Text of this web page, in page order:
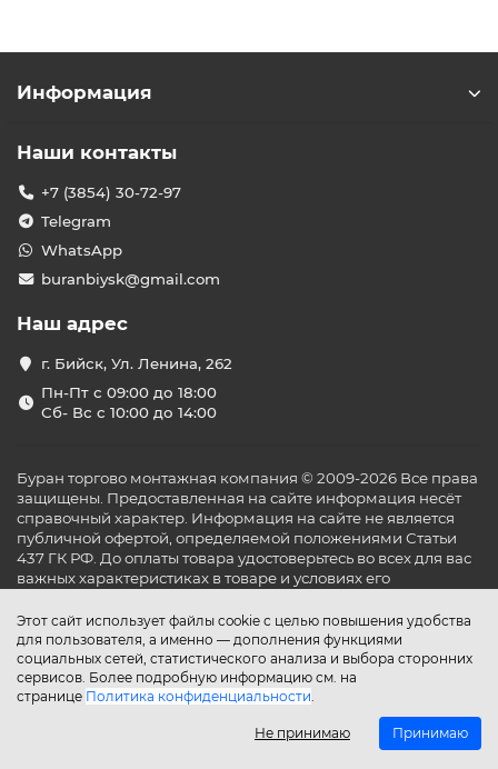
Этот сайт использует файлы cookie с целью повышения удобства
для пользователя, а именно — дополнения функциями
социальных сетей, статистического анализа и выбора сторонних
сервисов. Более подробную информацию см. на
странице Политика конфиденциальности.
Не принимаю Принимаю
Информация
Наши контакты
+7 (3854) 30-72-97
Telegram
WhatsApp
buranbiysk@gmail.com
Наш адрес
г. Бийск, Ул. Ленина, 262
Пн-Пт с 09:00 до 18:00
Сб- Вс с 10:00 до 14:00
Буран торгово монтажная компания © 2009-2026 Все права
защищены. Предоставленная на сайте информация несёт
справочный характер. Информация на сайте не является
публичной офертой, определяемой положениями Статьи
437 ГК РФ. До оплаты товара удостоверьтесь во всех для вас
важных характеристиках в товаре и условиях его